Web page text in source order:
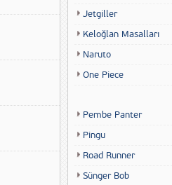
Jetgiller
Keloğlan Masalları
Naruto
One Piece
Pembe Panter
Pingu
Road Runner
Sünger Bob